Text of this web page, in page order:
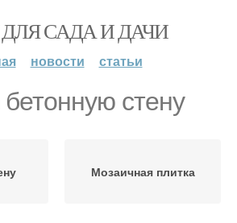
САДА И ДАЧИ
новости статьи
стену
Мозаичная плитка